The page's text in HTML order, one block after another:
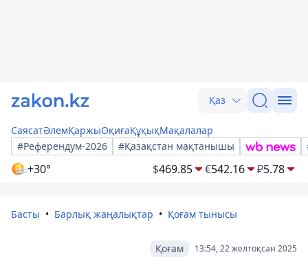
Қаз
СаясатӘлемҚаржыОқиғаҚұқықМақалалар
#Референдум-2026
#Қазақстан мақтанышы
+30° $469.85 €542.16 ₽5.78
Басты Барлық жаңалықтар Қоғам тынысы
13:54, 22 желтоқсан 2025
Қоғам